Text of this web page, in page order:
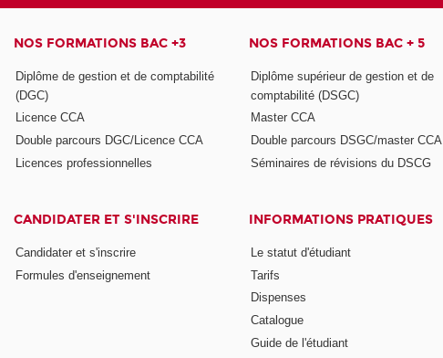
NOS FORMATIONS BAC +3
Diplôme de gestion et de comptabilité
(DGC)
Licence CCA
Double parcours DGC/Licence CCA
Licences professionnelles
NOS FORMATIONS BAC + 5
Diplôme supérieur de gestion et de
comptabilité (DSGC)
Master CCA
Double parcours DSGC/master CCA
Séminaires de révisions du DSCG
CANDIDATER ET S'INSCRIRE
Candidater et s'inscrire
Formules d'enseignement
INFORMATIONS PRATIQUES
Le statut d'étudiant
Tarifs
Dispenses
Catalogue
Guide de l'étudiant